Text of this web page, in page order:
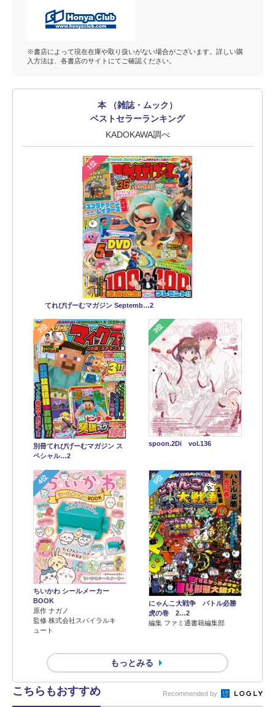
※書店によって現在在庫や取り扱いがない場合がございます。詳しい購
入方法は、各書店のサイトにてご確認ください。
本 （雑誌・ムック）
ベストセラーランキング
KADOKAWA調べ
1位
てれびげーむマガジン Septemb…2
2位
別冊てれびげーむマガジン ス
ペシャル…2
3位
spoon.2Di vol.136
4位
ちいかわ シールメーカー
BOOK
原作 ナガノ
監修 株式会社スパイラルキ
ュート
5位
にゃんこ大戦争 バトル必勝
虎の巻 2…2
編集 ファミ通書籍編集部
もっとみる
こちらもおすすめ Recommended by